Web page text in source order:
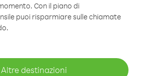
Con il piano di
puoi risparmiare sulle chiamate
Altre destinazioni